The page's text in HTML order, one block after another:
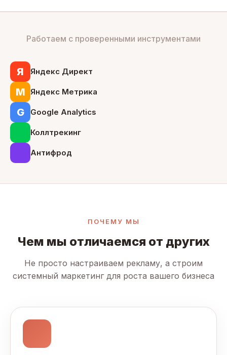
Работаем с проверенными инструментами
Я Яндекс Директ
М Яндекс Метрика
G Google Analytics
Коллтрекинг
Антифрод
ПОЧЕМУ МЫ
Чем мы отличаемся от других
Не просто настраиваем рекламу, а строим
системный маркетинг для роста вашего бизнеса